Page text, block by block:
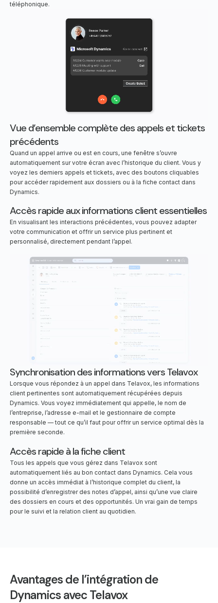
téléphonique.
Vue d’ensemble complète des appels et tickets
précédents
Quand un appel arrive ou est en cours, une fenêtre s’ouvre
automatiquement sur votre écran avec l’historique du client. Vous y
voyez les derniers appels et tickets, avec des boutons cliquables
pour accéder rapidement aux dossiers ou à la fiche contact dans
Dynamics.
Accès rapide aux informations client essentielles
En visualisant les interactions précédentes, vous pouvez adapter
votre communication et offrir un service plus pertinent et
personnalisé, directement pendant l’appel.
Synchronisation des informations vers Telavox
Lorsque vous répondez à un appel dans Telavox, les informations
client pertinentes sont automatiquement récupérées depuis
Dynamics. Vous voyez immédiatement qui appelle, le nom de
l’entreprise, l’adresse e-mail et le gestionnaire de compte
responsable — tout ce qu’il faut pour offrir un service optimal dès la
première seconde.
Accès rapide à la fiche client
Tous les appels que vous gérez dans Telavox sont
automatiquement liés au bon contact dans Dynamics. Cela vous
donne un accès immédiat à l’historique complet du client, la
possibilité d’enregistrer des notes d’appel, ainsi qu’une vue claire
des dossiers en cours et des opportunités. Un vrai gain de temps
pour le suivi et la relation client au quotidien.
Avantages de l’intégration de
Dynamics avec Telavox